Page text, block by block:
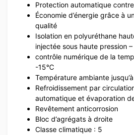
Protection automatique
Économie d’énergie grâce à
qualité
Isolation en polyuréthane
injectée sous haute pression
contrôle numérique de la
-15°C
Température ambiante
Refroidissement par
automatique et évaporation
Revêtement anticorrosion
Bloc d’agrégats à droite
Classe climatique : 5